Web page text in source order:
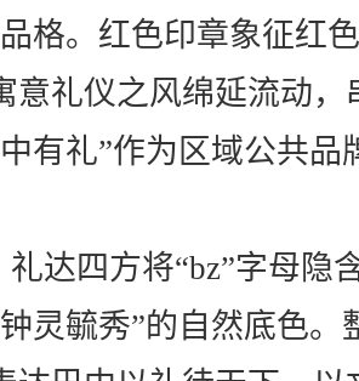
格。红色印章象征红
意礼仪之风绵延流动
有礼”作为区域公共品
礼达四方将“bz”字母隐
灵毓秀”的自然底色